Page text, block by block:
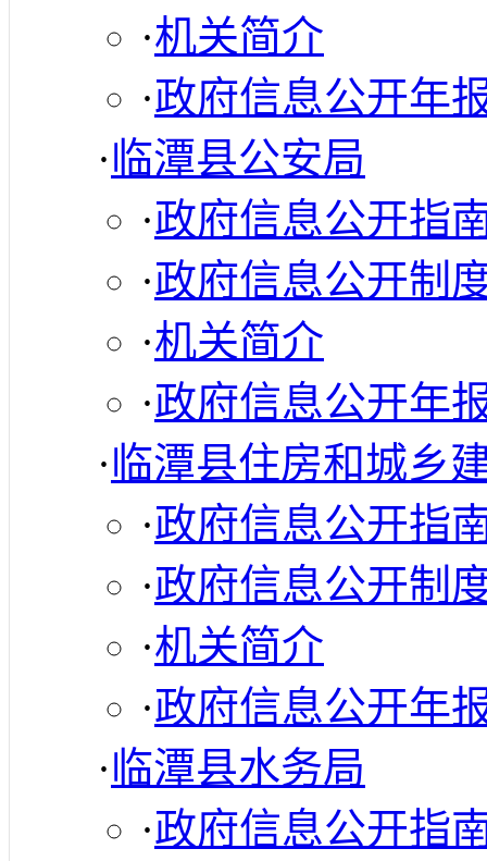
·机关简介
·政府信息公开年
·临潭县公安局
·政府信息公开指
·政府信息公开制
·机关简介
·政府信息公开年
·临潭县住房和城乡
·政府信息公开指
·政府信息公开制
·机关简介
·政府信息公开年
·临潭县水务局
·政府信息公开指